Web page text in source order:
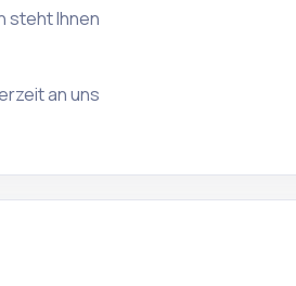
steht Ihnen
an uns